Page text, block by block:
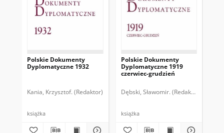
Polskie Dokumenty
Dyplomatyczne 1932
Kania, Krzysztof. (Redaktor)
książka
Polskie Dokumenty
Dyplomatyczne 1919
czerwiec-grudzień
Dębski, Sławomir. (Redaktor)
książka